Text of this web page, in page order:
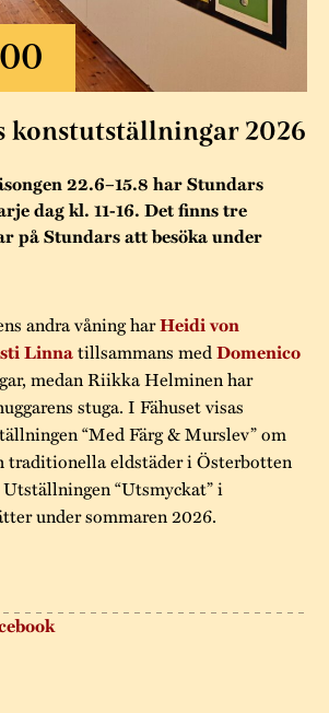
Tillgänglighet
Trygghet
Hållbar utveckling
Kontakta oss
Kalas på Stundars
Byggnadsvård
Museipedagogik
Hantverk
Projekt
Stugornas Stundars
Stundarsvänner
Marknader
Årsberättelser
Årets Gunnar
Stundars
konstutställningar 2026
22.6–15.8 har Stundars
dag kl. 11-16. Det finns tre
på Stundars att besöka under
andra våning harHeidi von
Linnatillsammans medDomenico
medan Riikka Helminen har
stuga. I Fähuset visas
“Med Färg & Murslev” om
eldstäder i Österbotten
“Utsmyckat” i
under sommaren 2026.